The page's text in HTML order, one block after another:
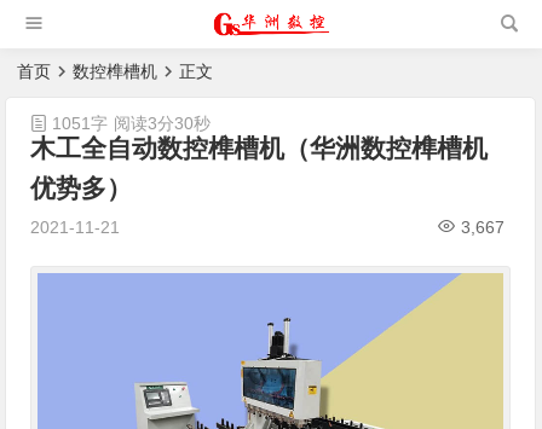
|猫抓板生产设备|非标
自动化设备
首页 数控榫槽机 正文
木工全自动数控榫槽机（华洲数控榫槽机
优势多）
2021-11-21 3,667
1051字 阅读3分30秒